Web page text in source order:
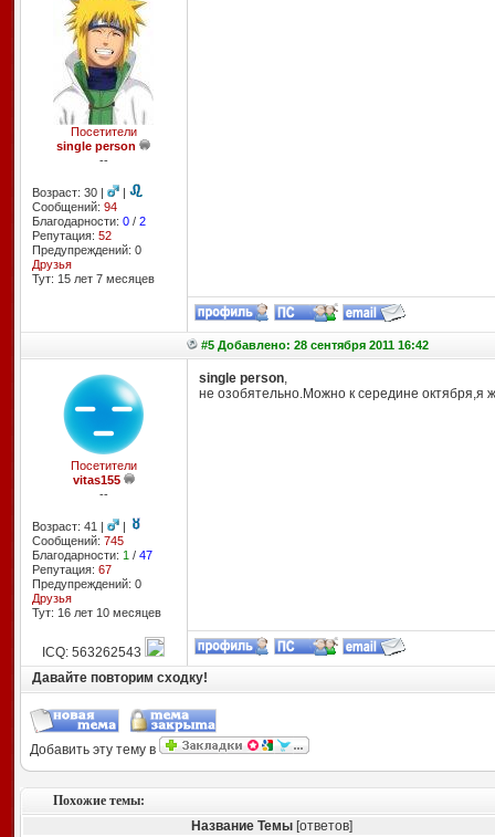
Посетители
single person
--
Возраст: 30 |
|
Сообщений: 94
Благодарности: 0/ 2
Репутация: 52
Предупреждений: 0
Друзья
Тут: 15 лет 7 месяцев
#5 Добавлено: 28 сентября 2011 16:42
Посетители
vitas155
--
Возраст: 41 |
|
Сообщений: 745
Благодарности: 1 / 47
Репутация: 67
Предупреждений: 0
Друзья
Тут: 16 лет 10 месяцев
single person,
не озобятельно.Можно к середине октября,я
ICQ: 563262543
Давайте повторим сходку!
Добавить эту тему в
Похожие темы:
Название Темы [ответов]